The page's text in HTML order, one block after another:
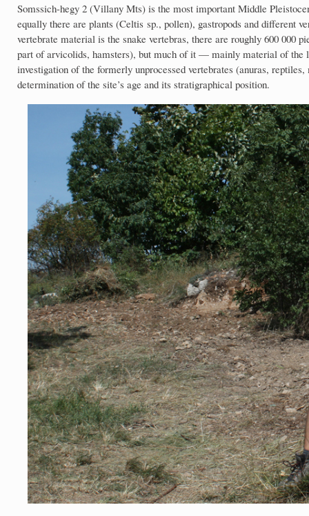
Somssich-hegy 2 (Villany Mts) is the most important Middle
equally there are plants (Celtis sp., pollen), gastropods and different
vertebrate material is the snake vertebras, there are roughly 600 000
part of arvicolids, hamsters), but much of it — mainly material of
investigation of the formerly unprocessed vertebrates (anuras,
determination of the site’s age and its stratigraphical position.